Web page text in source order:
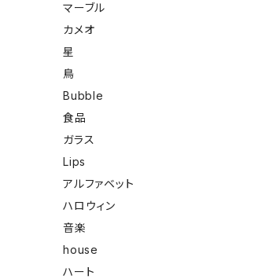
マーブル
カメオ
星
鳥
Bubble
食品
ガラス
Lips
アルファベット
ハロウィン
音楽
house
ハート